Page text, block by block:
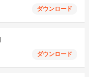
ダウンロード
ダウンロード